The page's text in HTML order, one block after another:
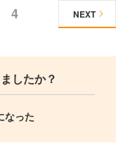
4 NEXT
したか？
なった